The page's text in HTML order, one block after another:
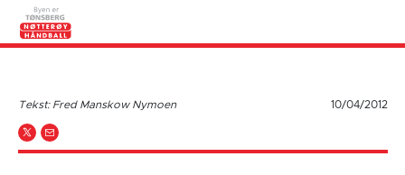
Tekst: Fred Manskow Nymoen 10/04/2012